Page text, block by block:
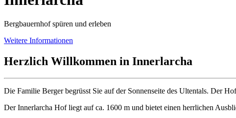
Bergbauernhof spüren und erleben
Weitere Informationen
Herzlich Willkommen in Innerlarcha
Die Familie Berger begrüsst Sie auf der Sonnenseite des Ultentals. Der
Der Innerlarcha Hof liegt auf ca. 1600 m und bietet einen herrlichen